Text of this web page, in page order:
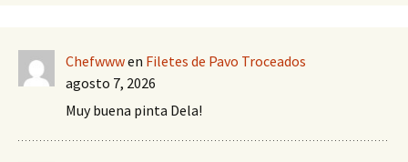
Chefwwwen Filetes de Pavo Troceados
agosto 7, 2026
Muy buena pinta Dela!